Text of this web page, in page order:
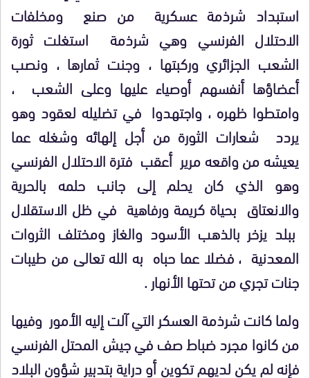
استبداد شرذمة عسكرية من صنع ومخلفات
الاحتلال الفرنسي وهي شرذمة استغلت ثورة
الشعب الجزائري وركبتها ، وجنت ثمارها ، ونصب
أعضاؤها أنفسهم أوصياء عليها وعلى الشعب ،
وامتطوا ظهره ، واجتهدوا في تضليله لعقود وهو
يردد شعارات الثورة من أجل إلهائه وشغله عما
يعيشه من واقعه مرير أعقب فترة الاحتلال الفرنسي
وهو الذي كان يحلم إلى جانب حلمه بالحرية
والانعتاق بحياة كريمة ورفاهية في ظل الاستقلال
ببلد يزخر بالذهب الأسود والغاز ومختلف الثروات
المعدنية ، فضلا عما حباه به الله تعالى من طيبات
جنات تجري من تحتها الأنهار .
ولما كانت شرذمة العسكر التي آلت إليه الأمور وفيها
من كانوا مجرد ضباط صف في جيش المحتل الفرنسي
فإنه لم يكن لديهم تكوين أو دراية بتدبير شؤون البلاد